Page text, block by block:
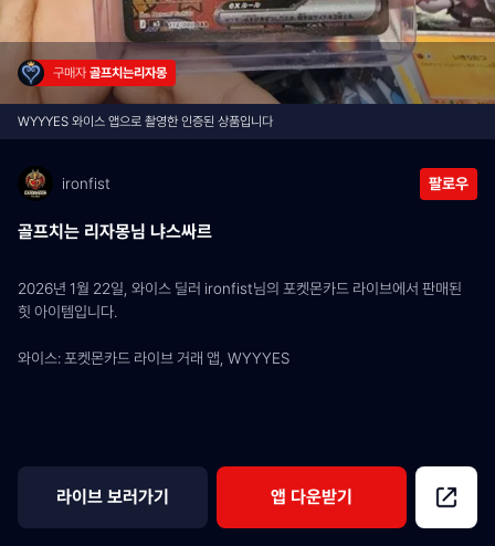
구매자 골프치는리자몽
WYYYES 와이스 앱으로 촬영한 인증된 상품입니다
ironfist 팔로우
골프치는 리자몽님 냐스싸르
2026년 1월 22일, 와이스 딜러 ironfist님의 포켓몬카드 라이브에서 판매된
힛 아이템입니다.
와이스: 포켓몬카드 라이브 거래 앱, WYYYES
라이브 보러가기 앱 다운받기